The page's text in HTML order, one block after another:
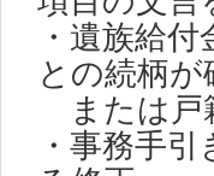
・遺族給
との続柄
または戸
・事務手